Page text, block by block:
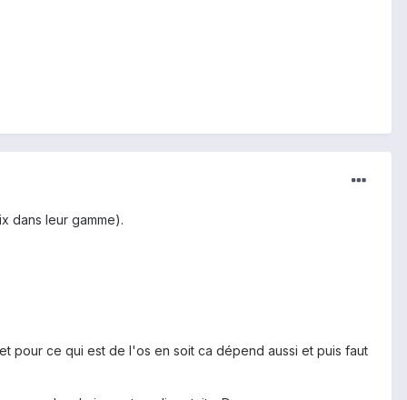
dans leur gamme).
pour ce qui est de l'os en soit ca dépend aussi et puis faut